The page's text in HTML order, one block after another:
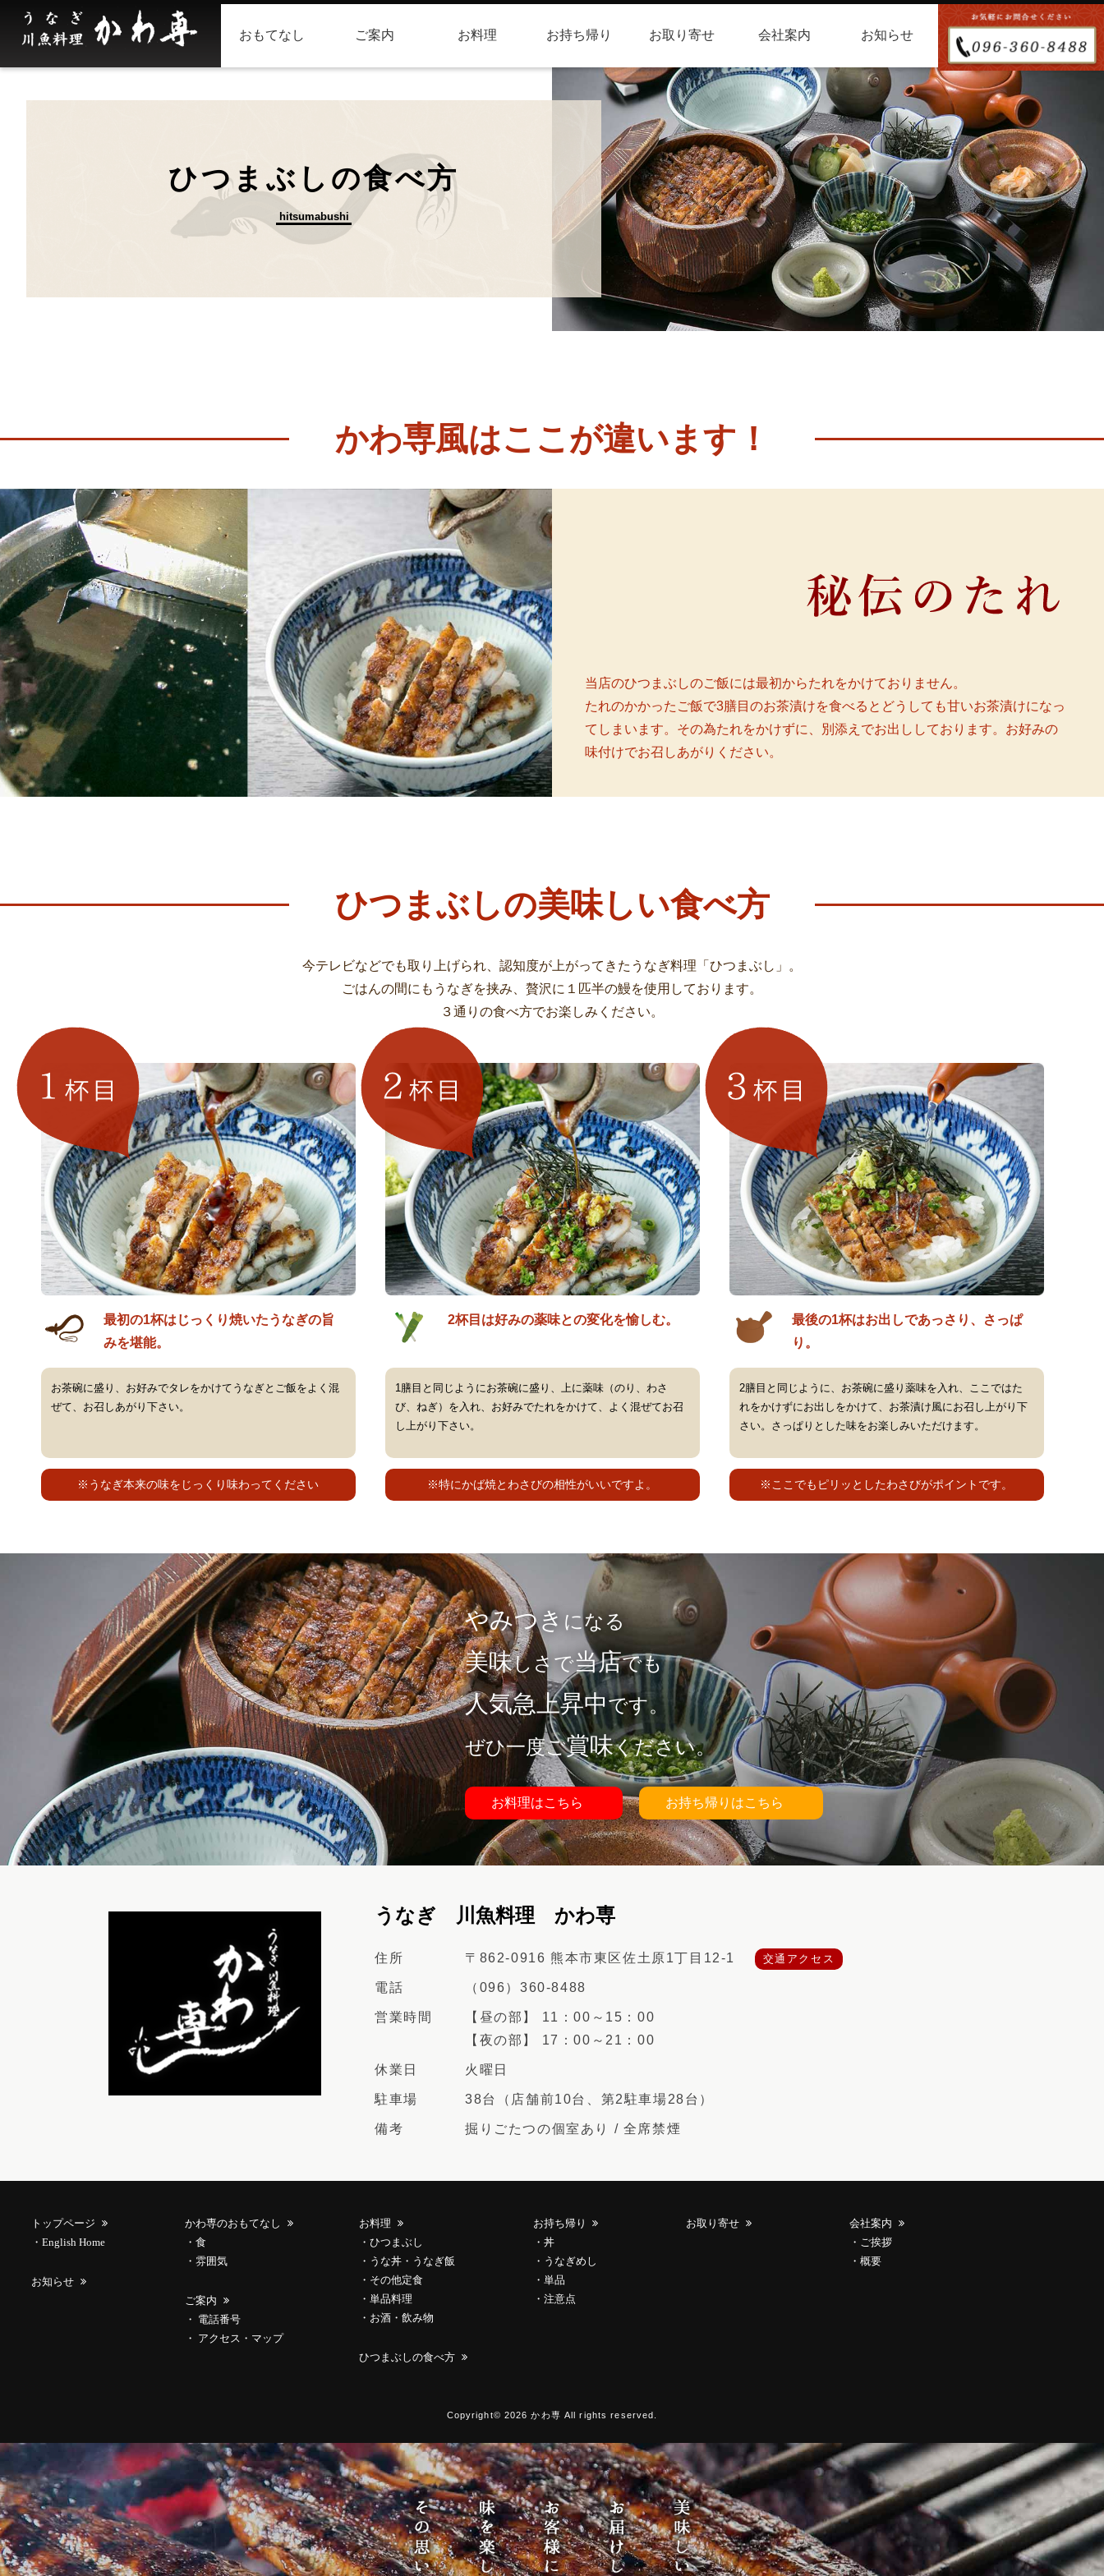
おもてなし ご案内 お料理 お持ち帰り お取り寄せ 会社案内 お知らせ
ひつまぶしの食べ方
hitsumabushi
かわ専風はここが違います！
当店のひつまぶしのご飯には最初からたれをかけておりません。
たれのかかったご飯で3膳目のお茶漬けを食べるとどうしても甘いお茶漬けになっ
てしまいます。その為たれをかけずに、別添えでお出ししております。お好みの
味付けでお召しあがりください。
ひつまぶしの美味しい食べ方
今テレビなどでも取り上げられ、認知度が上がってきたうなぎ料理「ひつまぶし」。
ごはんの間にもうなぎを挟み、贅沢に１匹半の鰻を使用しております。
３通りの食べ方でお楽しみください。
最初の1杯はじっくり焼いたうなぎの旨
みを堪能。
お茶碗に盛り、お好みでタレをかけてうなぎとご飯をよく混
ぜて、お召しあがり下さい。
※うなぎ本来の味をじっくり味わってください
2杯目は好みの薬味との変化を愉しむ。
1膳目と同じようにお茶碗に盛り、上に薬味（のり、わさ
び、ねぎ）を入れ、お好みでたれをかけて、よく混ぜてお召
し上がり下さい。
※特にかば焼とわさびの相性がいいですよ。
最後の1杯はお出しであっさり、さっぱ
り。
2膳目と同じように、お茶碗に盛り薬味を入れ、ここではた
れをかけずにお出しをかけて、お茶漬け風にお召し上がり下
さい。さっぱりとした味をお楽しみいただけます。
※ここでもピリッとしたわさびがポイントです。
やみつき になる
美味しさで当店でも
人気急上昇中です。
ぜひ一度ご賞味ください。
お料理はこちら お持ち帰りはこちら
うなぎ 川魚料理 かわ専
住所 〒862-0916 熊本市東区佐土原1丁目12-1 交通アクセス
電話 （096）360-8488
営業時間
【昼の部】 11：00～15：00
【夜の部】 17：00～21：00
休業日 火曜日
駐車場 38台（店舗前10台、第2駐車場28台）
備考 掘りごたつの個室あり / 全席禁煙
トップページ
English Home
お知らせ
かわ専のおもてなし
食
雰囲気
ご案内
電話番号
アクセス・マップ
お料理
ひつまぶし
うな丼・うなぎ飯
その他定食
単品料理
お酒・飲み物
ひつまぶしの食べ方
お持ち帰り
丼
うなぎめし
単品
注意点
お取り寄せ
会社案内
ご挨拶
概要
Copyright© 2026 かわ専 All rights reserved.